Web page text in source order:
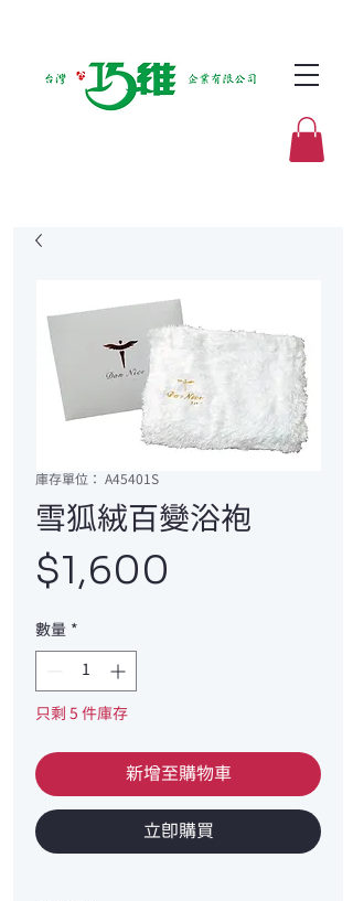
庫存單位： A45401S
雪狐絨百變浴袍
$1,600
數量 *
只剩 5 件庫存
新增至購物車
立即購買